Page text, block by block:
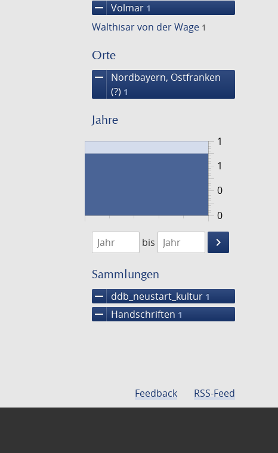
remove Volmar 1
Walthisar von der Wage 1
Orte
remove
Nordbayern, Ostfranken
(?) 1
Jahre
0
1
0
1
1474
1475
bis
keyboard_arrow_right
Suche
Sammlungen
remove ddb_neustart_kultur 1
remove Handschriften 1
Feedback RSS-Feed